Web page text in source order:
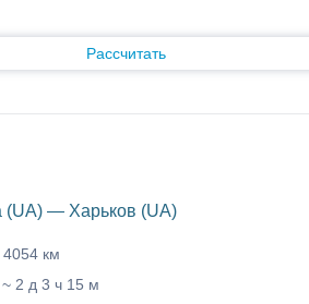
Рассчитать
— Харьков (UA)
4054 км
2 д 3 ч 15 м